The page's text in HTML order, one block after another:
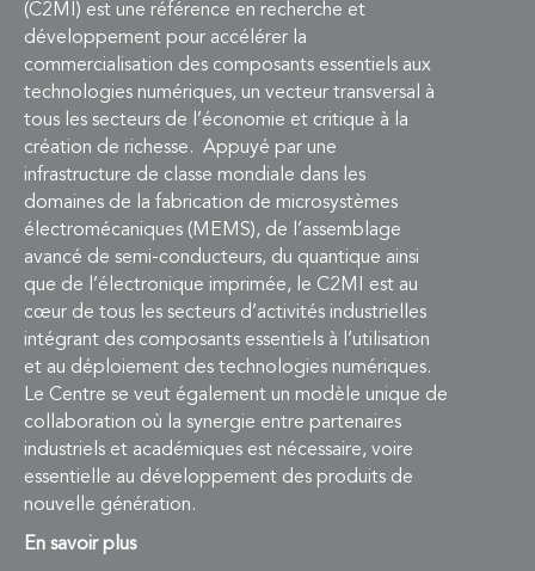
(C2MI) est une référence en recherche et
développement pour accélérer la
commercialisation des composants essentiels aux
technologies numériques, un vecteur transversal à
tous les secteurs de l’économie et critique à la
création de richesse. Appuyé par une
infrastructure de classe mondiale dans les
domaines de la fabrication de microsystèmes
électromécaniques (MEMS), de l’assemblage
avancé de semi-conducteurs, du quantique ainsi
que de l’électronique imprimée, le C2MI est au
cœur de tous les secteurs d’activités industrielles
intégrant des composants essentiels à l’utilisation
et au déploiement des technologies numériques.
Le Centre se veut également un modèle unique de
collaboration où la synergie entre partenaires
industriels et académiques est nécessaire, voire
essentielle au développement des produits de
nouvelle génération.
En savoir plus